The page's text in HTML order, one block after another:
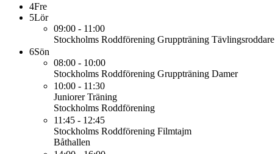
4Fre
5Lör
09:00 - 11:00
Stockholms Roddförening Gruppträning Tävlingsroddare
6Sön
08:00 - 10:00
Stockholms Roddförening Gruppträning Damer
10:00 - 11:30
Juniorer Träning
Stockholms Roddförening
11:45 - 12:45
Stockholms Roddförening Filmtajm
Båthallen